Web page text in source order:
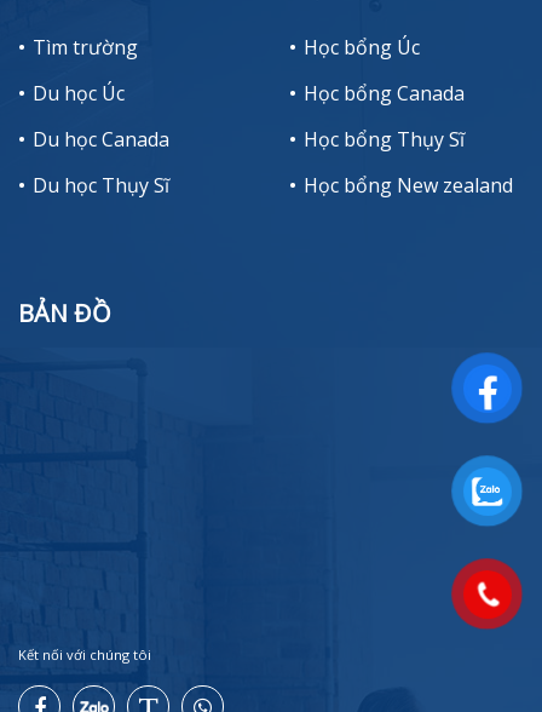
Tìm trường
Du học Úc
Du học Canada
Du học Thụy Sĩ
Học bổng Úc
Học bổng Canada
Học bổng Thụy Sĩ
Học bổng New zealand
BẢN ĐỒ
Kết nối với chúng tôi